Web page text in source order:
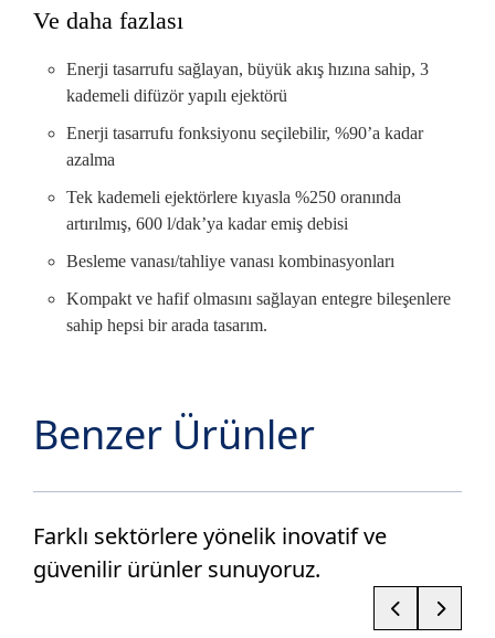
Ve daha fazlası
Enerji tasarrufu sağlayan, büyük akış hızına sahip, 3
kademeli difüzör yapılı ejektörü
Enerji tasarrufu fonksiyonu seçilebilir, %90’a kadar
azalma
Tek kademeli ejektörlere kıyasla %250 oranında
artırılmış, 600 l/dak’ya kadar emiş debisi
Besleme vanası/tahliye vanası kombinasyonları
Kompakt ve hafif olmasını sağlayan entegre bileşenlere
sahip hepsi bir arada tasarım.
GAZ
BOYA SANAYİ KAĞIT
GEMİ SANAYİ ŞEKER SU
Benzer Ürünler
Farklı sektörlere yönelik inovatif ve
güvenilir ürünler sunuyoruz.